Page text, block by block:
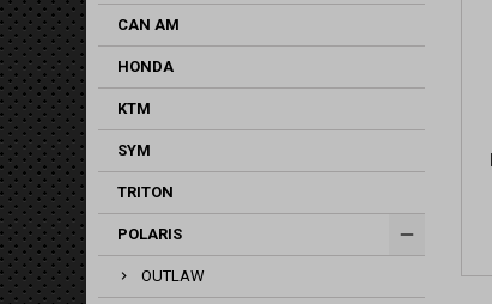
CAN AM
HONDA
KTM
SYM
TRITON
POLARIS
OUTLAW